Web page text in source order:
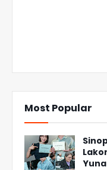
Most Popular
Yuna